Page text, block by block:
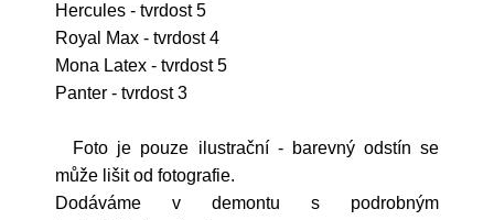
Hercules - tvrdost 5
Royal Max - tvrdost 4
Mona Latex - tvrdost 5
Panter - tvrdost 3
Foto je pouze ilustrační - barevný odstín se
může lišit od fotografie.
Dodáváme v demontu s podrobným